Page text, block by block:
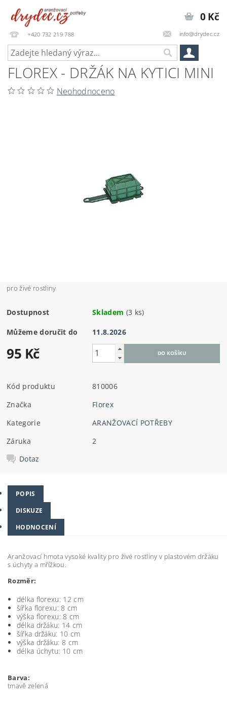
+420 732 219 788 info@drydec.cz
0 Kč
FLOREX - DRŽÁK NA KYTICI MINI
Neohodnoceno
pro živé rostliny
Dostupnost Skladem (3 ks)
Můžeme doručit do 11.8.2026
95 Kč
Kód produktu
810006
Značka
Florex
Kategorie
ARANŽOVACÍ POTŘEBY
Záruka
2
Dotaz
POPIS
DISKUZE
HODNOCENÍ
Aranžovací hmota vysoké kvality pro živé rostliny v plastovém držáku
s úchyty a mřížkou.
Rozměr:
délka florexu: 12 cm
šířka florexu: 8 cm
výška florexu: 8 cm
délka držáku: 14 cm
šířka držáku: 10 cm
výška držáku: 8 cm
délka úchytu: 10 cm
Barva:
tmavě zelená